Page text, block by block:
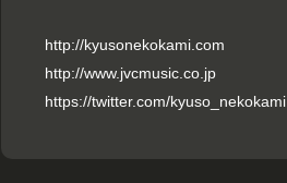
http://kyusonekokami.com
http://www.jvcmusic.co.jp
https://twitter.com/kyuso_nekokami